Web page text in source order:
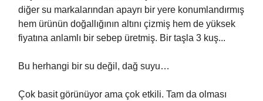
diğer su markalarından apayrı bir yere konumlandırmış
hem ürünün doğallığının altını çizmiş hem de yüksek
fiyatına anlamlı bir sebep üretmiş. Bir taşla 3 kuş...
Bu herhangi bir su değil, dağ suyu…
Çok basit görünüyor ama çok etkili. Tam da olması